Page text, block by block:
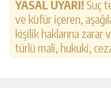
YASAL UYARI! Suç
ve küfür içeren,
kişilik haklarına
türlü mali, hukuki,